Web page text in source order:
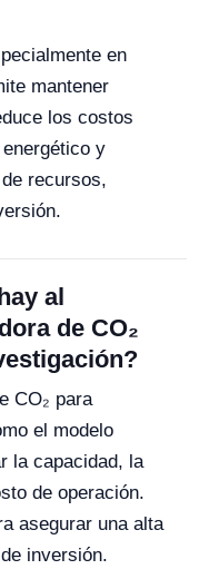
en
mantener
los costos
y
recursos,
al
de CO₂
CO₂ para
el modelo
la capacidad, la
de operación.
asegurar una alta
inversión.